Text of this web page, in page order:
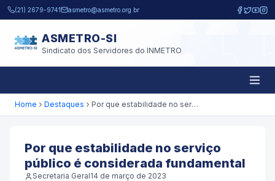
Pular para o conteúdo principal
(21) 2679-9741 asmetro@asmetro.org.br
ASMETRO-SI
Sindicato dos Servidores do INMETRO
Home Destaques Por que estabilidade no serviço público é considerada fundamental
Por que estabilidade no serviço
público é considerada fundamental
Secretaria Geral14 de março de 2023